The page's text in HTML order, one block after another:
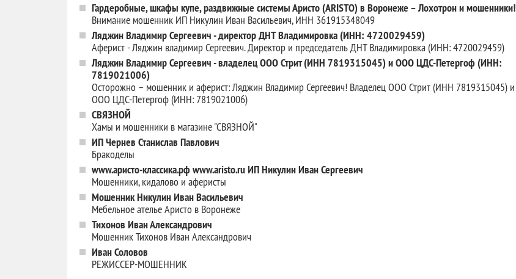
Гардеробные, шкафы купе, раздвижные системы Аристо (ARISTO) в Воронеже – Лохотрон и мошенники!
Внимание мошенник ИП Никулин Иван Васильевич, ИНН 361915348049
Ляджин Владимир Сергеевич - директор ДНТ Владимировка (ИНН: 4720029459)
Аферист - Ляджин владимир Сергеевич. Директор и председатель ДНТ Владимировка (ИНН: 4720029459)
Ляджин Владимир Сергеевич - владелец ООО Стрит (ИНН 7819315045) и ООО ЦДС-Петергоф (ИНН:
7819021006)
Осторожно – мошенник и аферист: Ляджин Владимир Сергеевич! Владелец ООО Стрит (ИНН 7819315045) и
ООО ЦДС-Петергоф (ИНН: 7819021006)
СВЯЗНОЙ
Хамы и мошенники в магазине "СВЯЗНОЙ"
ИП Чернев Станислав Павлович
Бракоделы
www.аристо-классика.рф www.aristo.ru ИП Никулин Иван Сергеевич
Мошенники, кидалово и аферисты
Мошенник Никулин Иван Васильевич
Мебельное ателье Аристо в Воронеже
Тихонов Иван Александрович
Мошенник Тихонов Иван Александрович
Иван Соловов
РЕЖИССЕР-МОШЕННИК